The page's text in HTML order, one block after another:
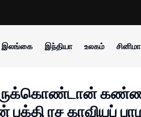
இலங்கை இந்தியா உலகம் சினிமா
ரச காவியப்